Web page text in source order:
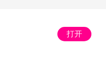
以法之名🔍暂停离职 打开